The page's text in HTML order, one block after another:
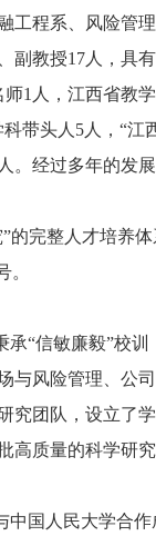
工程系、风险管
副教授17人，具
1人，江西省教
带头人5人，“
。经过多年的发
的完整人才培养
。
“信敏廉毅”校
与风险管理、公
究团队，设立了
高质量的科学研
中国人民大学合